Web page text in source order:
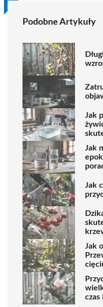
Podobne Artykuły
Jak
Jak
Jak
Jak
czas